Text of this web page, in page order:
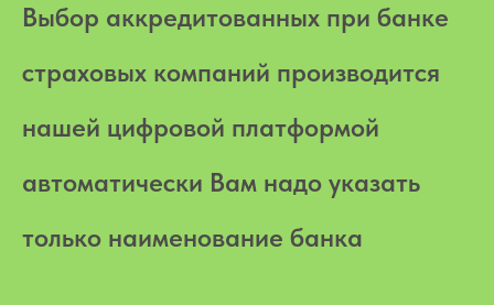
Выбор аккредитованных при банке
страховых компаний производится
нашей цифровой платформой
автоматически Вам надо указать
только наименование банка